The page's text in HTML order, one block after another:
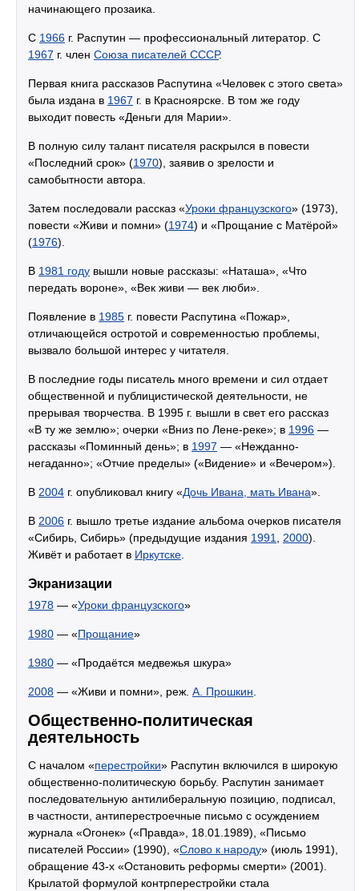
начинающего прозаика.
С 1966 г. Распутин — профессиональный литератор. С
1967 г. член Союза писателей СССР.
Первая книга рассказов Распутина «Человек с этого света»
была издана в 1967 г. в Красноярске. В том же году
выходит повесть «Деньги для Марии».
В полную силу талант писателя раскрылся в повести
«Последний срок» (1970), заявив о зрелости и
самобытности автора.
Затем последовали рассказ «Уроки французского» (1973),
повести «Живи и помни» (1974) и «Прощание с Матёрой»
(1976).
В 1981 году вышли новые рассказы: «Наташа», «Что
передать вороне», «Век живи — век люби».
Появление в 1985 г. повести Распутина «Пожар»,
отличающейся остротой и современностью проблемы,
вызвало большой интерес у читателя.
В последние годы писатель много времени и сил отдает
общественной и публицистической деятельности, не
прерывая творчества. В 1995 г. вышли в свет его рассказ
«В ту же землю»; очерки «Вниз по Лене-реке»; в 1996 —
рассказы «Поминный день»; в 1997 — «Нежданно-
негаданно»; «Отчие пределы» («Видение» и «Вечером»).
В 2004 г. опубликовал книгу «Дочь Ивана, мать Ивана».
В 2006 г. вышло третье издание альбома очерков писателя
«Сибирь, Сибирь» (предыдущие издания 1991 2000).
Живёт и работает в Иркутске
Экранизации
1978 — «Уроки французского»
1980 — «Прощание»
1980 — «Продаётся медвежья шкура»
2008 — «Живи и помни», реж. А. Прошкин
Общественно-политическая
деятельность
С началом «перестройки» Распутин включился в широкую
общественно-политическую борьбу. Распутин занимает
последовательную антилиберальную позицию, подписал,
в частности, антиперестроечные письмо с осуждением
журнала «Огонек» («Правда», 18.01.1989), «Письмо
писателей России» (1990), «Слово к народу» (июль 1991),
обращение 43-х «Остановить реформы смерти» (2001).
Крылатой формулой контрперестройки стала